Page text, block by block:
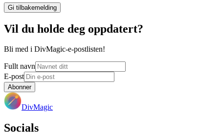
Gi tilbakemelding
Vil du holde deg oppdatert?
Bli med i DivMagic-e-postlisten!
Fullt navn
E-post
Abonner
DivMagic
Socials